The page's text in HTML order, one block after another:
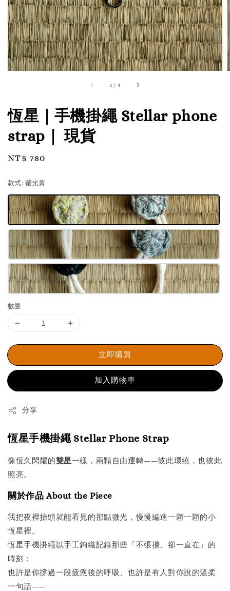
1 / 3
恆星｜手機掛繩 Stellar phone
strap｜ 現貨
Regular
NT$ 780
款式: 螢光黃
數量
立即購買
加入購物車
分享
恆星手機掛繩 Stellar Phone Strap
像恆久閃耀的雙星一樣，兩顆自由運轉——彼此環繞，也彼此
照亮。
關於作品 About the Piece
我把夜裡抬頭就能看見的那點微光，慢慢編進一顆一顆的小
恆星裡。
恆星手機掛繩以手工鉤織記錄那些「不張揚、卻一直在」的
時刻：
也許是你撐過一段疲憊後的呼吸、也許是有人對你說的溫柔
一句話——